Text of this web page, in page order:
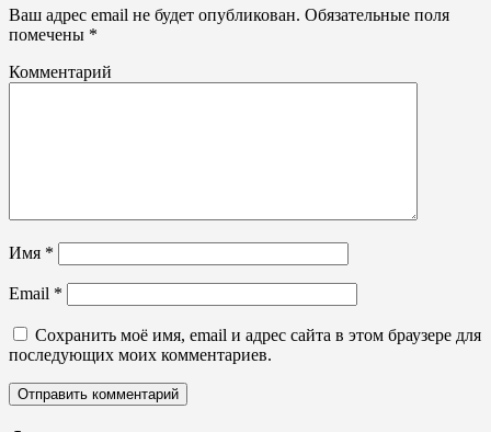
Ваш адрес email не будет опубликован. Обязательные поля
помечены *
Комментарий
Имя *
Email *
Сохранить моё имя, email и адрес сайта в этом браузере для
последующих моих комментариев.